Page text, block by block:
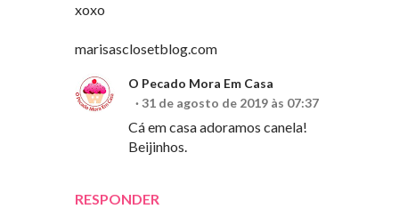
xoxo
marisasclosetblog.com
RESPONDER
O Pecado Mora Em Casa
31 de agosto de 2019 às 07:37
Cá em casa adoramos canela!
Beijinhos.